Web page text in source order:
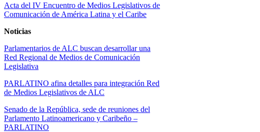
Acta del IV Encuentro de Medios Legislativos de
Comunicación de América Latina y el Caribe
Noticias
Parlamentarios de ALC buscan desarrollar una
Red Regional de Medios de Comunicación
Legislativa
PARLATINO afina detalles para integración Red
de Medios Legislativos de ALC
Senado de la República, sede de reuniones del
Parlamento Latinoamericano y Caribeño –
PARLATINO